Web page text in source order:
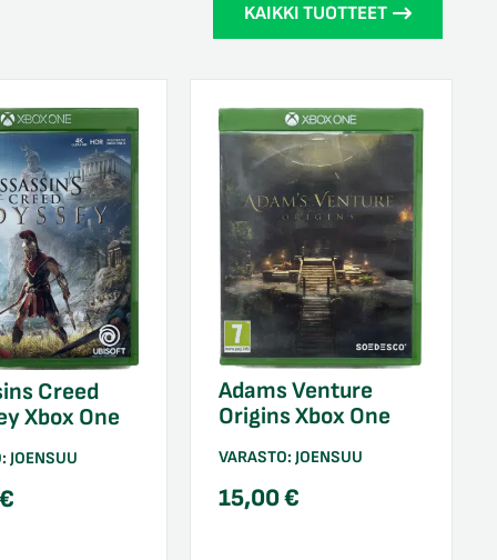
KAIKKI TUOTTEET
Creed
Xbox One
JOENSUU
€
Adams Venture
Origins Xbox One
VARASTO:JOENSUU
15,00€